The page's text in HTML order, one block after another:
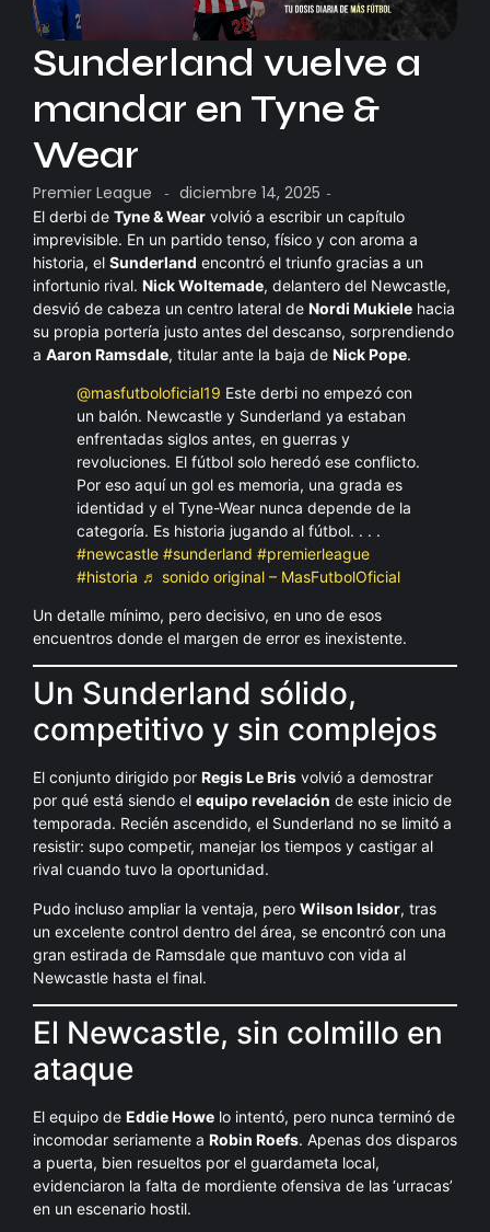
Sunderland vuelve a
mandar en Tyne &
Wear
Premier League - diciembre 14, 2025 -
El derbi de Tyne & Wear volvió a escribir un capítulo
imprevisible. En un partido tenso, físico y con aroma a
historia, el Sunderland encontró el triunfo gracias a un
infortunio rival. Nick Woltemade, delantero del Newcastle,
desvió de cabeza un centro lateral de Nordi Mukiele hacia
su propia portería justo antes del descanso, sorprendiendo
a Aaron Ramsdale, titular ante la baja de Nick Pope.
@masfutboloficial19 Este derbi no empezó con
un balón. Newcastle y Sunderland ya estaban
enfrentadas siglos antes, en guerras y
revoluciones. El fútbol solo heredó ese conflicto.
Por eso aquí un gol es memoria, una grada es
identidad y el Tyne-Wear nunca depende de la
categoría. Es historia jugando al fútbol. . . .
#newcastle #sunderland #premierleague
#historia ♬ sonido original – MasFutbolOficial
Un detalle mínimo, pero decisivo, en uno de esos
encuentros donde el margen de error es inexistente.
Un Sunderland sólido,
competitivo y sin complejos
El conjunto dirigido por Regis Le Bris volvió a demostrar
por qué está siendo el equipo revelación de este inicio de
temporada. Recién ascendido, el Sunderland no se limitó a
resistir: supo competir, manejar los tiempos y castigar al
rival cuando tuvo la oportunidad.
Pudo incluso ampliar la ventaja, pero Wilson Isidor, tras
un excelente control dentro del área, se encontró con una
gran estirada de Ramsdale que mantuvo con vida al
Newcastle hasta el final.
El Newcastle, sin colmillo en
ataque
El equipo de Eddie Howe lo intentó, pero nunca terminó de
incomodar seriamente a Robin Roefs. Apenas dos disparos
a puerta, bien resueltos por el guardameta local,
evidenciaron la falta de mordiente ofensiva de las ‘urracas’
en un escenario hostil.